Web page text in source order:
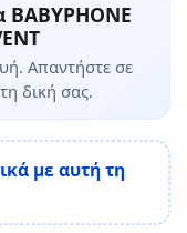
Απαντήστε σε
δική σας.
με αυτή τη